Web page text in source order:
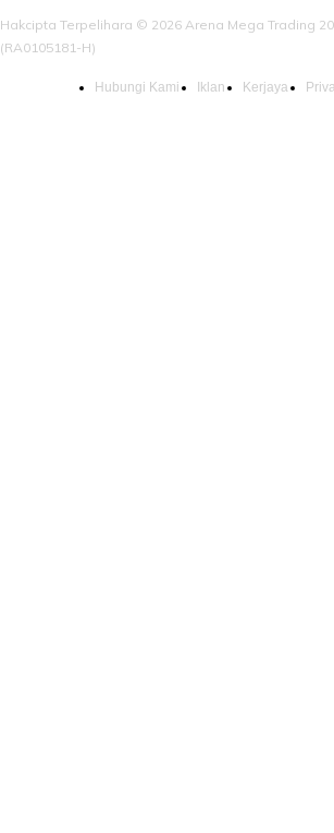
Hakcipta Terpelihara © 2026 Arena Mega Trading
(RA0105181-H)
Hubungi Kami Iklan Kerjaya